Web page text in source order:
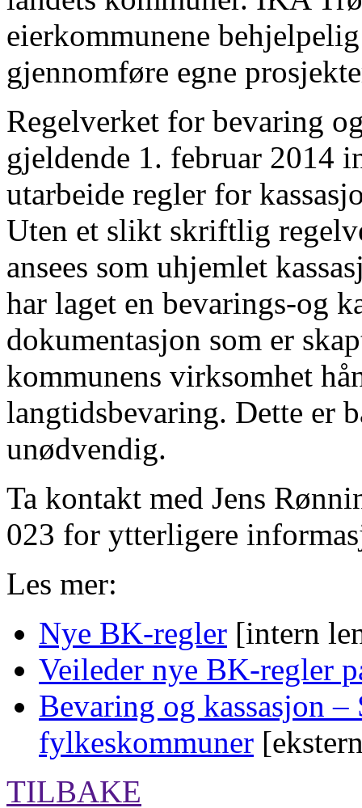
eierkommunene
gjennomføre egne
Regelverket for bevaring
gjeldende 1. februar 2014
utarbeide regler for
Uten et slikt skriftlig
ansees som uhjemlet
har laget en bevarings-og
dokumentasjon som er
kommunens virksomhet
langtidsbevaring. Dette er
unødvendig.
Ta kontakt med Jens
023 for ytterligere
Les mer:
Nye BK-regler [intern
Veileder nye BK-regler
Bevaring og kassasjon
fylkeskommuner
TILBAKE